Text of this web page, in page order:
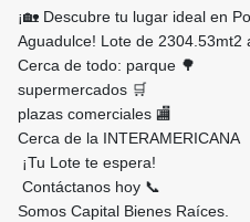
¡🏡 Descubre tu lugar ideal en
Aguadulce! Lote de 2304.53mt2
Cerca de todo: parque 🌳
supermercados 🛒
plazas comerciales 🏬
Cerca de la INTERAMERICANA
¡Tu Lote te espera!
Contáctanos hoy 📞
Somos Capital Bienes Raíces.